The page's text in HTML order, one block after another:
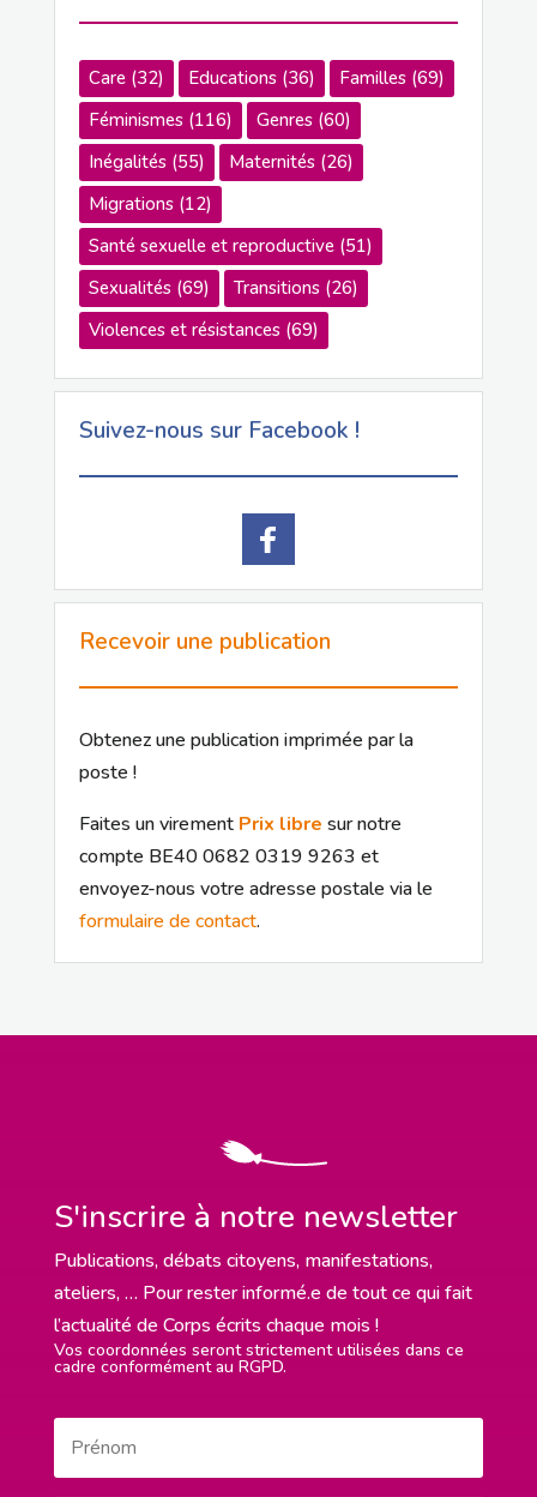
Care(32) Educations(36) Familles(69)
Féminismes(116) Genres(60)
Inégalités(55) Maternités(26)
Migrations(12)
Santé sexuelle et reproductive(51)
Sexualités(69) Transitions(26)
Violences et résistances(69)
Suivez-nous sur Facebook !
Recevoir une publication
Obtenez une publication imprimée par la
poste !
Faites un virement Prix libre sur notre
compte BE40 0682 0319 9263 et
envoyez-nous votre adresse postale via le
formulaire de contact.
S'inscrire à notre newsletter
Publications, débats citoyens, manifestations,
ateliers, … Pour rester informé.e de tout ce qui fait
l’actualité de Corps écrits chaque mois !
Vos coordonnées seront strictement utilisées dans ce
cadre conformément au RGPD.